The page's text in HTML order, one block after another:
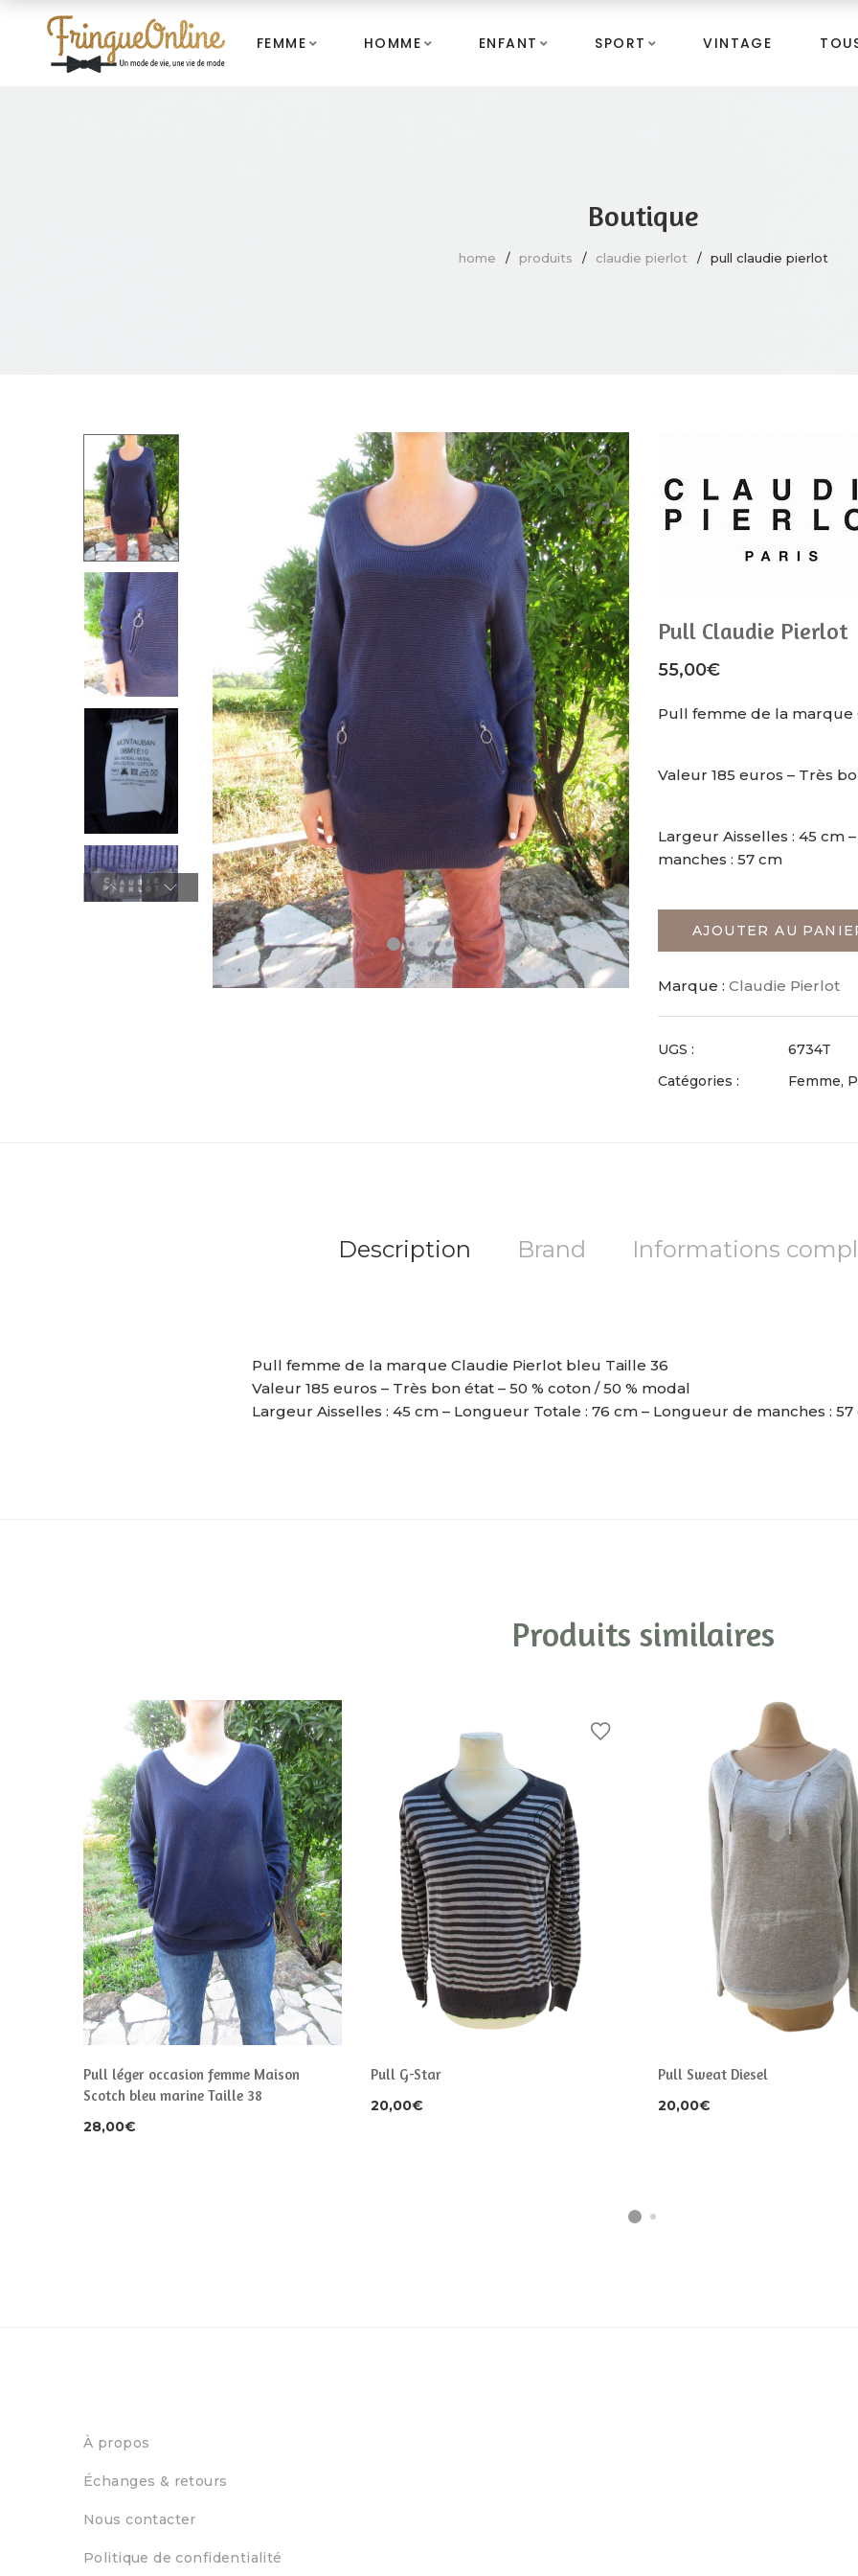
FEMME HOMME ENFANT SPORT VINTAGE
Boutique
home produits claudie pierlot pull claudie pierlot
Pull Claudie Pierlot
55,00€
Pull femme de la marque
Valeur 185 euros – Très
Largeur Aisselles : 45 cm
manches : 57 cm
AJOUTER AU
Marque : Claudie Pierlot
UGS :
6734T
Catégories :
Femme,
Description Brand Informations
Pull femme de la marque Claudie Pierlot bleu Taille 36
Valeur 185 euros – Très bon état – 50 % coton / 50 % modal
Largeur Aisselles : 45 cm – Longueur Totale : 76 cm – Longueur de manches : 57
Produits similaires
Pull léger occasion femme Maison
Scotch bleu marine Taille 38
28,00€
Pull G-Star
20,00€
Pull Sweat Diesel
20,00€
À propos
Échanges & retours
Nous contacter
Politique de confidentialité